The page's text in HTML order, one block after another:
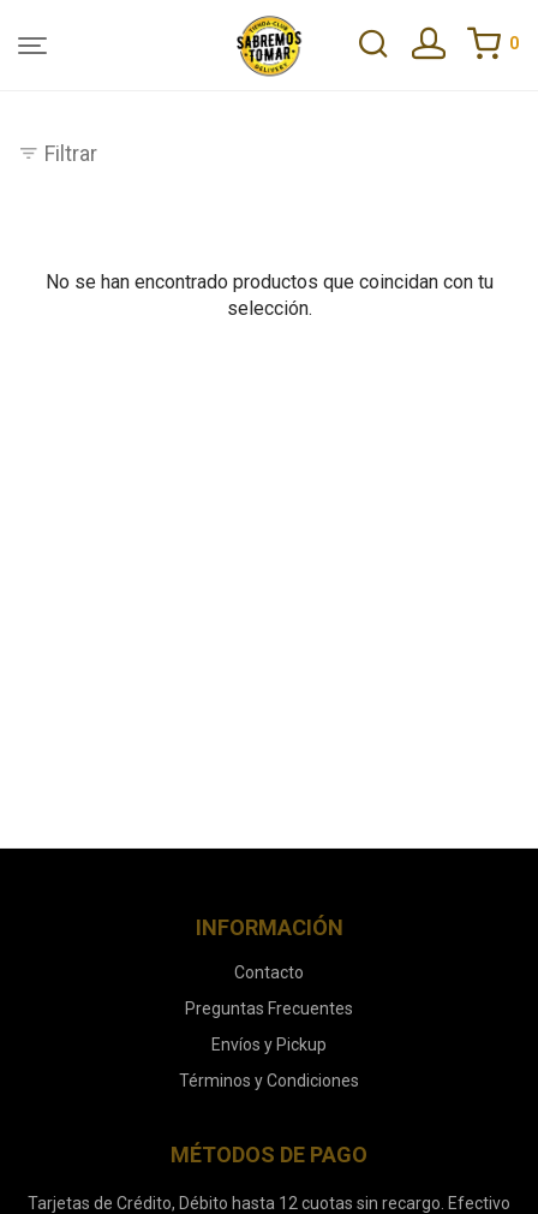
0
Filtrar
No se han encontrado productos que coincidan con tu
selección.
INFORMACIÓN
Contacto
Preguntas Frecuentes
Envíos y Pickup
Términos y Condiciones
MÉTODOS DE PAGO
Tarjetas de Crédito, Débito hasta 12 cuotas sin recargo. Efectivo